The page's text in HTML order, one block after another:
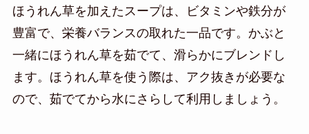
ほうれん草を加えたスープは、ビタミンや鉄分が
豊富で、栄養バランスの取れた一品です。かぶと
一緒にほうれん草を茹でて、滑らかにブレンドし
ます。ほうれん草を使う際は、アク抜きが必要な
ので、茹でてから水にさらして利用しましょう。